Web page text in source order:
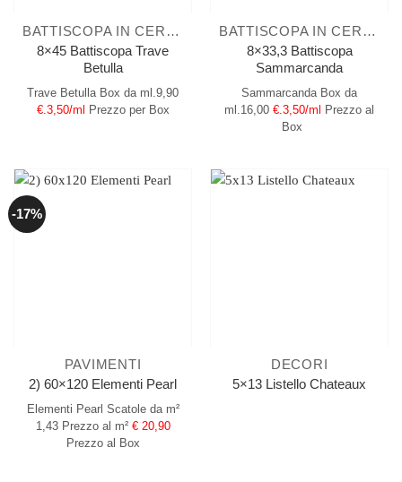
BATTISCOPA IN CERAMICA
8×45 Battiscopa Trave
Betulla
Trave Betulla Box da ml.9,90
€.3,50/ml Prezzo per Box
BATTISCOPA IN CERAMICA
8×33,3 Battiscopa
Sammarcanda
Sammarcanda Box da
ml.16,00 €.3,50/ml Prezzo al
Box
-17%
PAVIMENTI
2) 60×120 Elementi Pearl
Elementi Pearl Scatole da m²
1,43 Prezzo al m² € 20,90
Prezzo al Box
DECORI
5×13 Listello Chateaux